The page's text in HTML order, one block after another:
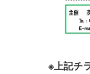
※上記チ